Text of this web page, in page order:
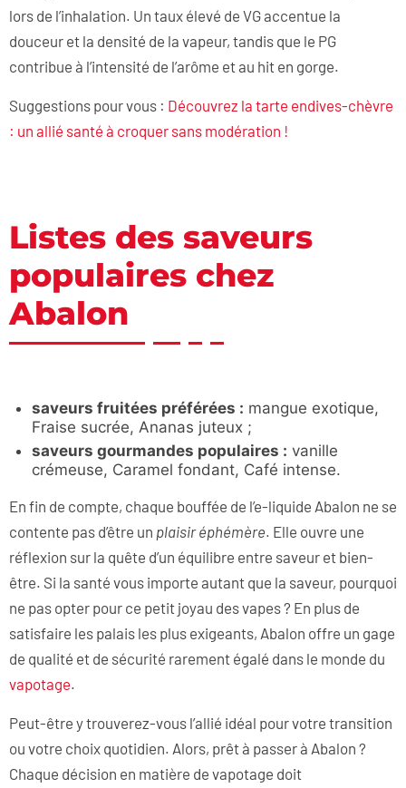
lors de l’inhalation. Un taux élevé de VG accentue la
douceur et la densité de la vapeur, tandis que le PG
contribue à l’intensité de l’arôme et au hit en gorge.
Suggestions pour vous : Découvrez la tarte endives-chèvre
: un allié santé à croquer sans modération !
Listes des saveurs
populaires chez
Abalon
saveurs fruitées préférées : mangue exotique,
Fraise sucrée, Ananas juteux ;
saveurs gourmandes populaires : vanille
crémeuse, Caramel fondant, Café intense.
En fin de compte, chaque bouffée de l’e-liquide Abalon ne se
contente pas d’être un plaisir éphémère. Elle ouvre une
réflexion sur la quête d’un équilibre entre saveur et bien-
être. Si la santé vous importe autant que la saveur, pourquoi
ne pas opter pour ce petit joyau des vapes ? En plus de
satisfaire les palais les plus exigeants, Abalon offre un gage
de qualité et de sécurité rarement égalé dans le monde du
vapotage.
Peut-être y trouverez-vous l’allié idéal pour votre transition
ou votre choix quotidien. Alors, prêt à passer à Abalon ?
Chaque décision en matière de vapotage doit